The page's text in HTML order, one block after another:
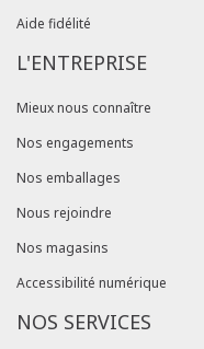
Aide fidélité
L'ENTREPRISE
Mieux nous connaître
Nos engagements
Nos emballages
Nous rejoindre
Nos magasins
Accessibilité numérique
NOS SERVICES